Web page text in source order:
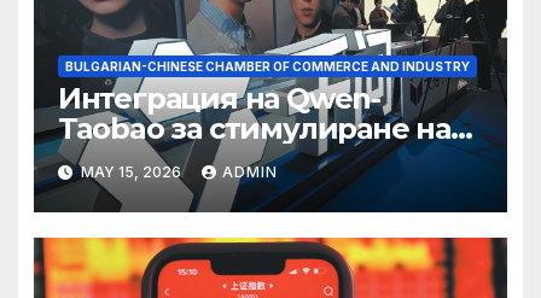
BULGARIAN-CHINESE CHAMBER OF COMMERCE AND INDUSTRY
Интеграция на Qwen-
Taobao за стимулиране на
пазаруването 618
MAY 15, 2026 ADMIN